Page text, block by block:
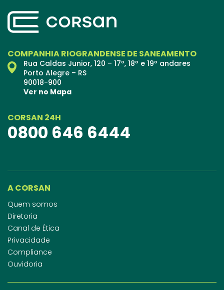
COMPANHIA RIOGRANDENSE DE SANEAMENTO
Rua Caldas Junior, 120 – 17º, 18º e 19º andares
Porto Alegre – RS
90018-900
Ver no Mapa
CORSAN 24H
0800 646 6444
A CORSAN
Quem somos
Diretoria
Canal de Ética
Privacidade
Compliance
Ouvidoria